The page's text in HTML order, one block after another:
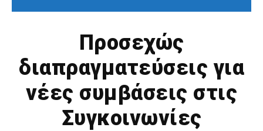
Προσεχώς
διαπραγματεύσεις για
νέες συμβάσεις στις
Συγκοινωνίες